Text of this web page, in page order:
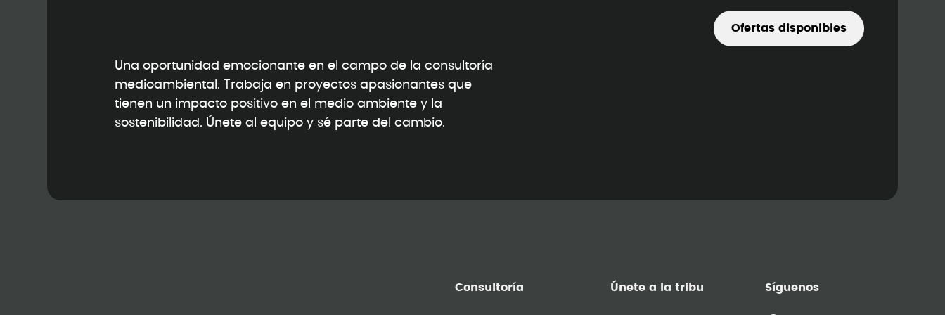
Una oportunidad emocionante en el campo de la consultoría
medioambiental. Trabaja en proyectos apasionantes que
tienen un impacto positivo en el medio ambiente y la
sostenibilidad. Únete al equipo y sé parte del cambio.
Ofertas disponibles
Consultoría Únete a la tribu Síguenos